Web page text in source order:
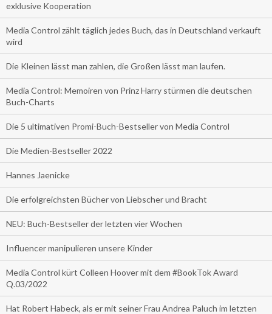
exklusive Kooperation
Media Control zählt täglich jedes Buch, das in Deutschland verkauft
wird
Die Kleinen lässt man zahlen, die Großen lässt man laufen.
Media Control: Memoiren von Prinz Harry stürmen die deutschen
Buch-Charts
Die 5 ultimativen Promi-Buch-Bestseller von Media Control
Die Medien-Bestseller 2022
Hannes Jaenicke
Die erfolgreichsten Bücher von Liebscher und Bracht
NEU: Buch-Bestseller der letzten vier Wochen
Influencer manipulieren unsere Kinder
Media Control kürt Colleen Hoover mit dem #BookTok Award
Q.03/2022
Hat Robert Habeck, als er mit seiner Frau Andrea Paluch im letzten